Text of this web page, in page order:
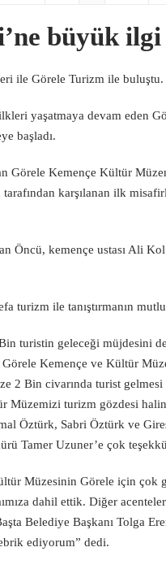
büyük ilgi
ile Görele Turizm ile buluştu.
yaşatmaya devam eden
başladı.
Görele Kemençe Kültür
tarafından karşılanan ilk
Öncü, kemençe ustası Ali
turizm ile tanıştırmanın
turistin geleceği müjdesini de
Görele Kemençe ve Kültür
2 Bin civarında turist gelmesi
Müzemizi turizm gözdesi
Öztürk, Sabri Öztürk ve
Tamer Uzuner’e çok
Müzesinin Görele için çok
dahil ettik. Diğer
Belediye Başkanı Tolga
ediyorum” dedi.